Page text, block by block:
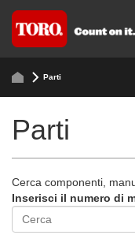
Parti
Parti
Cerca componenti,
Inserisci il numero di